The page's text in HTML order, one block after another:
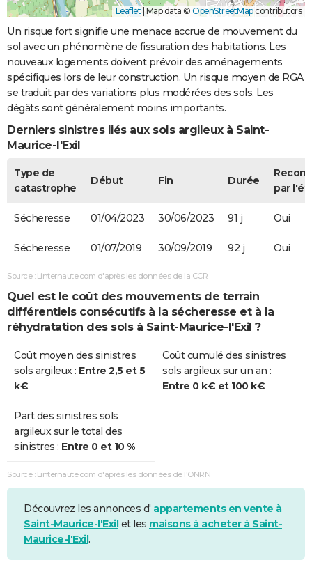
Leaflet Map data © OpenStreetMapcontributors
Un risque fort signifie une menace accrue de mouvement du
sol avec un phénomène de fissuration des habitations. Les
nouveaux logements doivent prévoir des aménagements
spécifiques lors de leur construction. Un risque moyen de RGA
se traduit par des variations plus modérées des sols. Les
dégâts sont généralement moins importants.
Derniers sinistres liés aux sols argileux à Saint-
Maurice-l'Exil
Type de
catastrophe
Début Fin Durée
par
Sécheresse 01/04/2023 30/06/2023 91 j Oui
Sécheresse 01/07/2019 30/09/2019 92 j Oui
Source : Linternaute.com d'après les données de la CCR
Quel est le coût des mouvements de terrain
différentiels consécutifs à la sécheresse et à la
réhydratation des sols à Saint-Maurice-l'Exil ?
Coût moyen des sinistres
sols argileux : Entre 2,5 et 5
k€
Coût cumulé des sinistres
sols argileux sur un an :
Entre 0 k€ et 100 k€
Part des sinistres sols
argileux sur le total des
sinistres : Entre 0 et 10 %
Source : Linternaute.com d'après les données de l'ONRN
Découvrez les annonces d' appartements en vente à
Saint-Maurice-l'Exil et les maisons à acheter à Saint-
Maurice-l'Exil.